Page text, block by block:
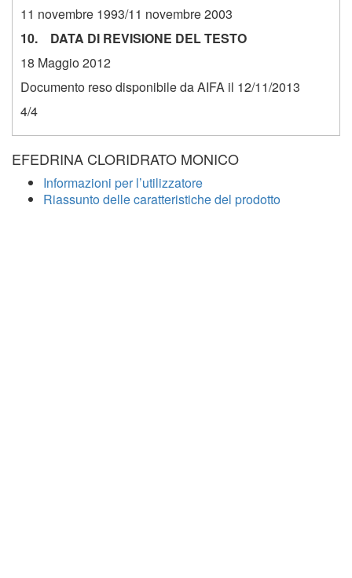
11 novembre 1993/11 novembre 2003
10. DATA DI REVISIONE DEL TESTO
18 Maggio 2012
Documento reso disponibile da AIFA il 12/11/2013
4/4
EFEDRINA CLORIDRATO MONICO
Informazioni per l’utilizzatore
Riassunto delle caratteristiche del prodotto